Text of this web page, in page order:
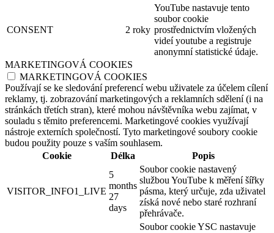
CONSENT 2 roky
YouTube nastavuje tento
soubor cookie
prostřednictvím vložených
videí youtube a registruje
anonymní statistické údaje.
MARKETINGOVÁ COOKIES
MARKETINGOVÁ COOKIES
Používají se ke sledování preferencí webu uživatele za účelem cílení
reklamy, tj. zobrazování marketingových a reklamních sdělení (i na
stránkách třetích stran), které mohou návštěvníka webu zajímat, v
souladu s těmito preferencemi. Marketingové cookies využívají
nástroje externích společností. Tyto marketingové soubory cookie
budou použity pouze s vaším souhlasem.
Cookie
Délka Popis
VISITOR_INFO1_LIVE
5
months
27
days
Soubor cookie nastavený
službou YouTube k měření šířky
pásma, který určuje, zda uživatel
získá nové nebo staré rozhraní
přehrávače.
Soubor cookie YSC nastavuje